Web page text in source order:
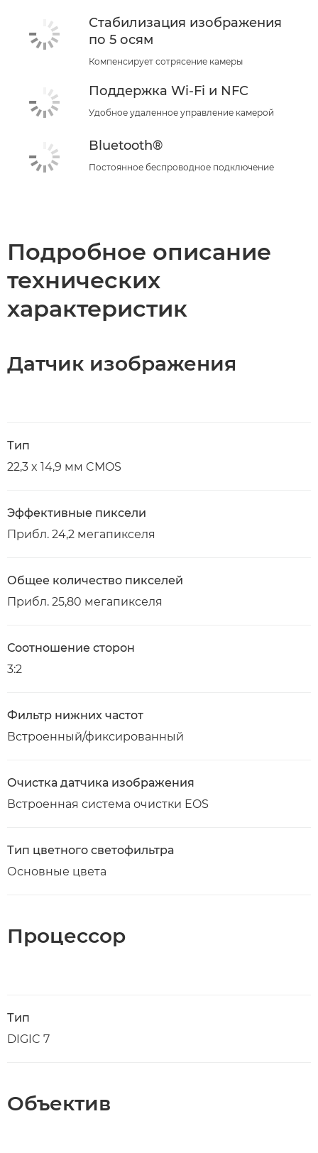
Стабилизация изображения
по 5 осям
Компенсирует сотрясение камеры
Поддержка Wi-Fi и NFC
Удобное удаленное управление камерой
Bluetooth®
Постоянное беспроводное подключение
Подробное описание
технических
характеристик
Датчик изображения
Тип
22,3 x 14,9 мм CMOS
Эффективные пиксели
Прибл. 24,2 мегапикселя
Общее количество пикселей
Прибл. 25,80 мегапикселя
Соотношение сторон
3:2
Фильтр нижних частот
Встроенный/фиксированный
Очистка датчика изображения
Встроенная система очистки EOS
Тип цветного светофильтра
Основные цвета
Процессор
Тип
DIGIC 7
Объектив